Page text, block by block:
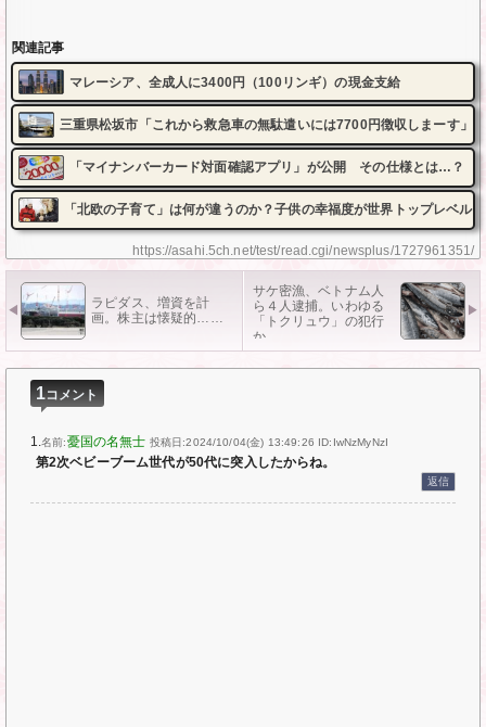
https://asahi.5ch.net/test/read.cgi/newsplus/1727961351/
関連記事
マレーシア、全成人に3400円（100リンギ）の現金支給
三重県松坂市「これから救急車の無駄遣いには7700円徴収しまーす」
「マイナンバーカード対面確認アプリ」が公開 その仕様とは…？
「北欧の子育て」は何が違うのか？子供の幸福度が世界トップレベル
ラピダス、増資を計
画。株主は懐疑的……
サケ密漁、ベトナム人
ら４人逮捕。いわゆる
「トクリュウ」の犯行
か
1コメント
1.名前:憂国の名無士 投稿日:2024/10/04(金) 13:49:26 ID:IwNzMyNzI
第2次ベビーブーム世代が50代に突入したからね。
返信